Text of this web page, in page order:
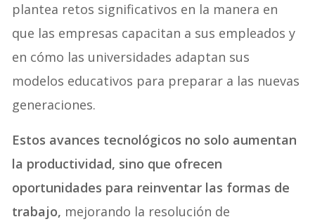
plantea retos significativos en la manera en
que las empresas capacitan a sus empleados y
en cómo las universidades adaptan sus
modelos educativos para preparar a las nuevas
generaciones.
Estos avances tecnológicos no solo aumentan
la productividad, sino que ofrecen
oportunidades para reinventar las formas de
trabajo, mejorando la resolución de